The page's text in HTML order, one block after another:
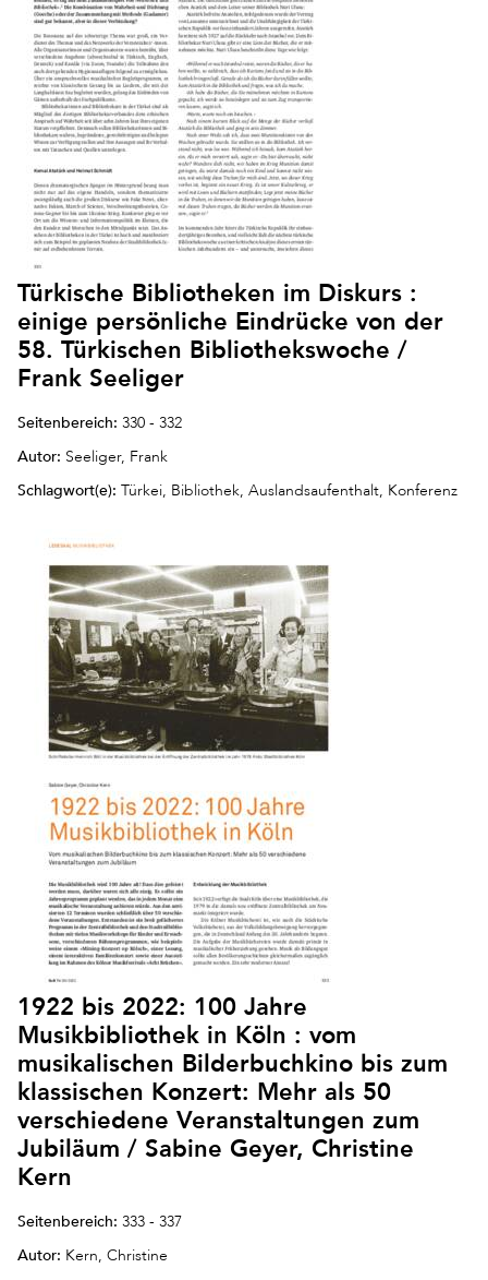
Türkische Bibliotheken im Diskurs :
einige persönliche Eindrücke von der
58. Türkischen Bibliothekswoche /
Frank Seeliger
Seitenbereich: 330 - 332
Autor: Seeliger, Frank
Schlagwort(e): Türkei, Bibliothek, Auslandsaufenthalt, Konferenz
1922 bis 2022: 100 Jahre
Musikbibliothek in Köln : vom
musikalischen Bilderbuchkino bis zum
klassischen Konzert: Mehr als 50
verschiedene Veranstaltungen zum
Jubiläum / Sabine Geyer, Christine
Kern
Seitenbereich: 333 - 337
Autor: Kern, Christine